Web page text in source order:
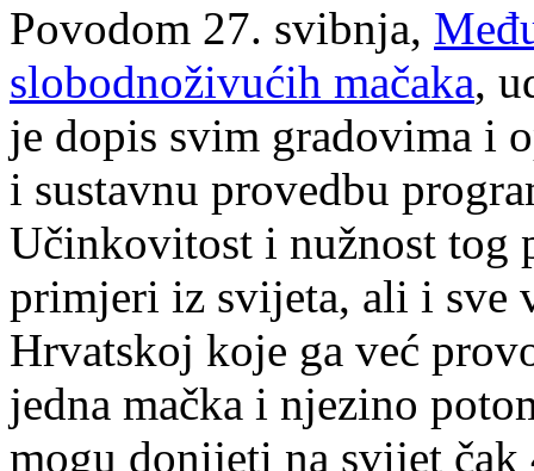
Povodom 27. svibnja,
slobodnoživućih mačaka,
je dopis svim gradovima i
i sustavnu provedbu
Učinkovitost i nužnost tog
primjeri iz svijeta, ali i sve
Hrvatskoj koje ga već
jedna mačka i njezino
mogu donijeti na svijet čak